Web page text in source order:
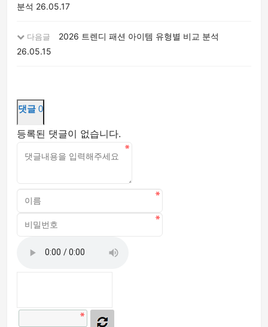
분석 26.05.17
다음글
2026 트렌디 패션 아이템 유형별 비교 분석
26.05.15
댓글 0
등록된 댓글이 없습니다.